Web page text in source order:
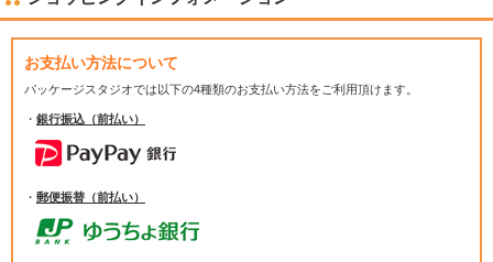
お支払い方法について
パッケージスタジオでは以下の4種類のお支払い方法をご利用頂けます。
・ 銀行振込（前払い）
・ 郵便振替（前払い）